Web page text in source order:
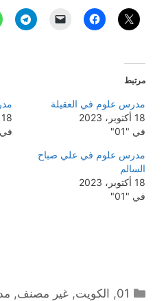
مرتبط
مدرس علوم في العقيلة
18 أكتوبر، 2023
في "01"
18 أكتوبر، 2023
في
مدرس علوم في علي صباح
السالم
18 أكتوبر، 2023
في "01"
التصنيفات
01
, الكويت,غير مصنف,